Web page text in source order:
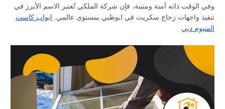
وفي الوقت ذاته آمنة ومتينة، فإن شركة الملكي تُعتبر الاسم الأبرز في
تنفيذ واجهات زجاج سكريت في ابوظبي بمستوى عالمي. ابواب كاست
المنيوم دبي